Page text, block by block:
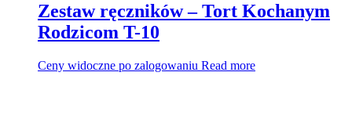
Zestaw ręczników – Tort Kochanym
Rodzicom T-10
Ceny widoczne po zalogowaniu Read more